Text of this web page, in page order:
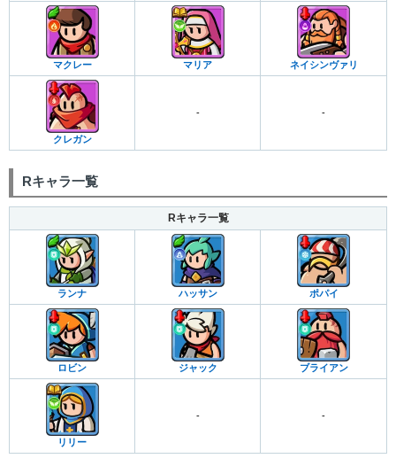
マクレー マリア ネイシンヴァリ
クレガン
- -
Rキャラ一覧
Rキャラ一覧
ランナ ハッサン ポパイ
ロビン ジャック ブライアン
リリー
- -